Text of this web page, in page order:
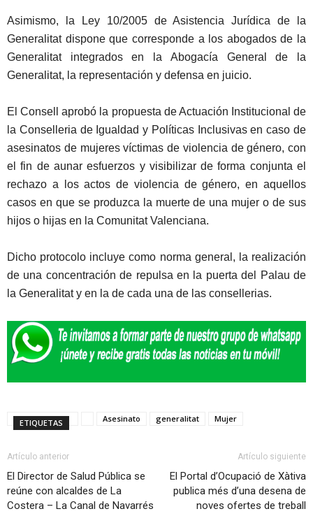
Asimismo, la Ley 10/2005 de Asistencia Jurídica de la
Generalitat dispone que corresponde a los abogados de la
Generalitat integrados en la Abogacía General de la
Generalitat, la representación y defensa en juicio.
El Consell aprobó la propuesta de Actuación Institucional de
la Conselleria de Igualdad y Políticas Inclusivas en caso de
asesinatos de mujeres víctimas de violencia de género, con
el fin de aunar esfuerzos y visibilizar de forma conjunta el
rechazo a los actos de violencia de género, en aquellos
casos en que se produzca la muerte de una mujer o de sus
hijos o hijas en la Comunitat Valenciana.
Dicho protocolo incluye como norma general, la realización
de una concentración de repulsa en la puerta del Palau de
la Generalitat y en la de cada una de las consellerias.
ETIQUETAS Asesinato generalitat Mujer
Artículo anterior
El Director de Salud Pública se
reúne con alcaldes de La
Costera – La Canal de Navarrés
Artículo siguiente
El Portal d’Ocupació de Xàtiva
publica més d’una desena de
noves ofertes de treball